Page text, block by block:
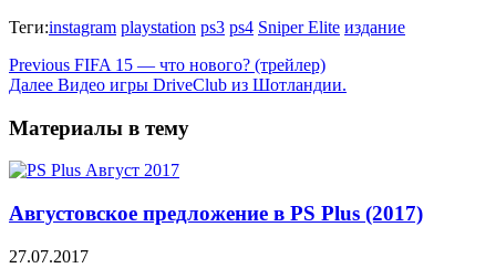
Теги:instagram playstation ps3 ps4 Sniper Elite издание
Previous FIFA 15 — что нового? (трейлер)
Далее Видео игры DriveClub из Шотландии.
Материалы в тему
Августовское предложение в PS Plus (2017)
27.07.2017